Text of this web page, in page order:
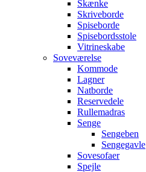
Skænke
Skriveborde
Spiseborde
Spisebordsstole
Vitrineskabe
Soveværelse
Kommode
Lagner
Natborde
Reservedele
Rullemadras
Senge
Sengeben
Sengegavle
Sovesofaer
Spejle